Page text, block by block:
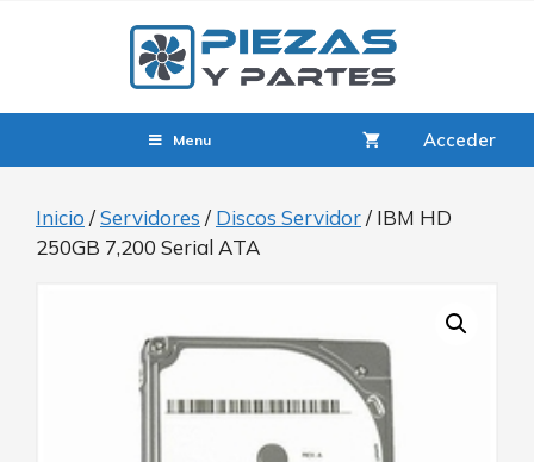
Menu Acceder
Inicio /Servidores / Discos Servidor/ IBM HD
250GB 7,200 Serial ATA